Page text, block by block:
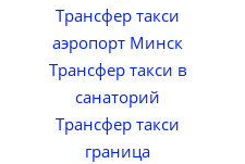
Трансфер такси
аэропорт Минск
Трансфер такси в
санаторий
Трансфер такси
граница